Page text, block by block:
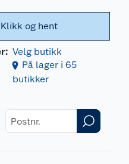
Klikk og hent
Velg butikk
På lager i 65
butikker